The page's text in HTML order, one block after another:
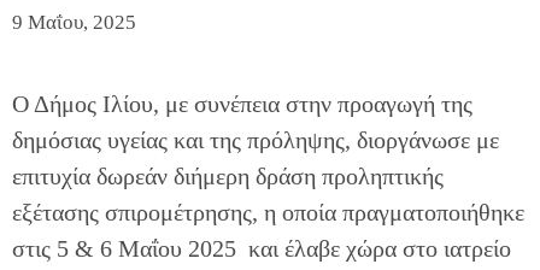
9 Μαΐου, 2025
Ο Δήμος Ιλίου, με συνέπεια στην προαγωγή της
δημόσιας υγείας και της πρόληψης, διοργάνωσε με
επιτυχία δωρεάν διήμερη δράση προληπτικής
εξέτασης σπιρομέτρησης, η οποία πραγματοποιήθηκε
στις 5 & 6 Μαΐου 2025 και έλαβε χώρα στο ιατρείο